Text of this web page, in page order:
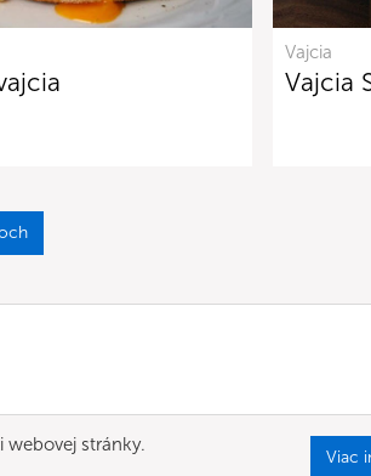
Vajcia
Vajcia
webovej stránky.
Viac